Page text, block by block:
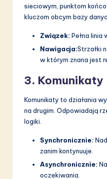
sieciowym, punktom
kluczom obcym bazy
Związek: Pełna linia
Nawigacja:Strzałki
w którym znana jest
3. Komunikaty
Komunikaty to działania
na drugim. Odpowiadają
logiki.
Synchronicznie:
zanim kontynuuje.
Asynchronicznie:
oczekiwania.